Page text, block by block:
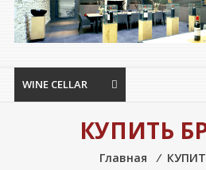
WINE CELLAR
КУПИТЬ
Главная ⁄